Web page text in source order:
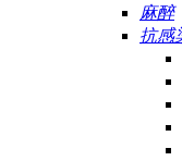
麻醉
抗感